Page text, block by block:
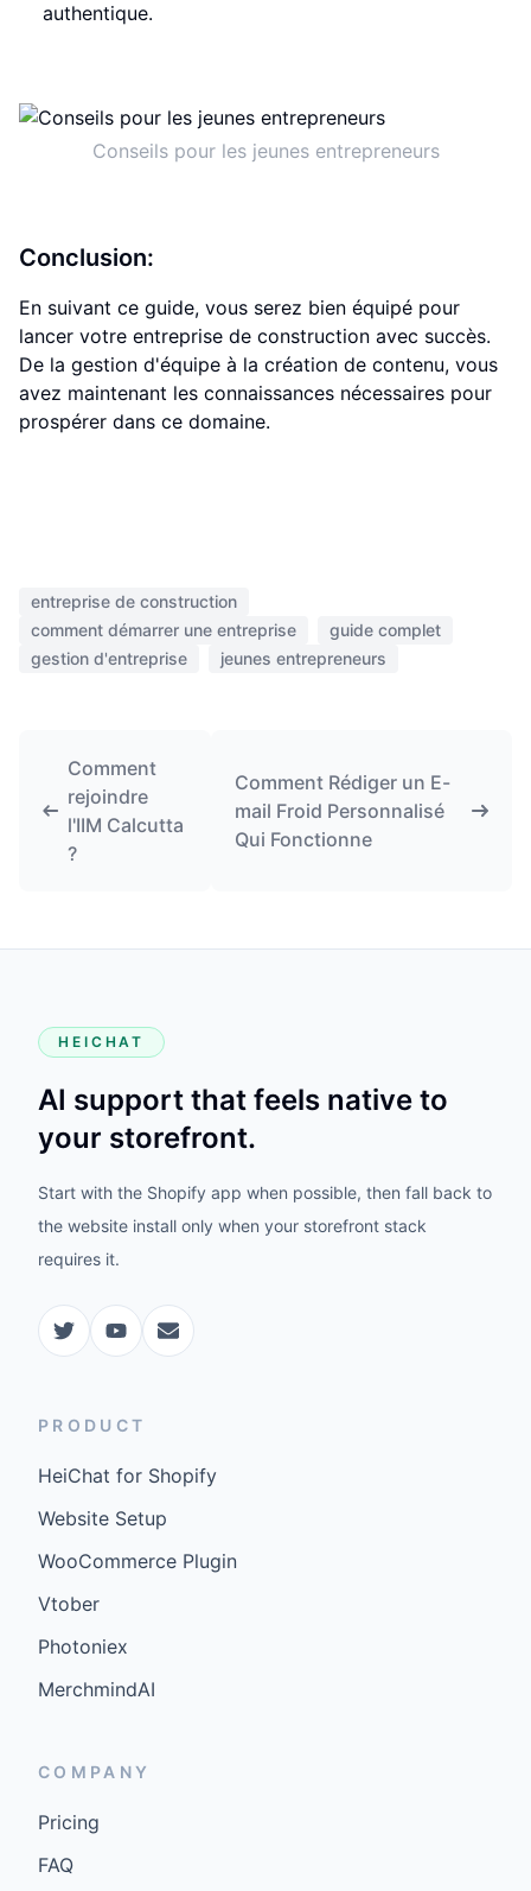
authentique.
Conseils pour les jeunes entrepreneurs
Conclusion:
En suivant ce guide, vous serez bien équipé pour
lancer votre entreprise de construction avec succès.
De la gestion d'équipe à la création de contenu, vous
avez maintenant les connaissances nécessaires pour
prospérer dans ce domaine.
entreprise de construction
comment démarrer une entreprise
guide complet
gestion d'entreprise
jeunes entrepreneurs
Comment
rejoindre
l'IIM Calcutta
?
Comment Rédiger un E-
mail Froid Personnalisé
Qui Fonctionne
HEICHAT
AI support that feels native to
your storefront.
Start with the Shopify app when possible, then fall back to
the website install only when your storefront stack
requires it.
PRODUCT
HeiChat for Shopify
Website Setup
WooCommerce Plugin
Vtober
Photoniex
MerchmindAI
COMPANY
Pricing
FAQ